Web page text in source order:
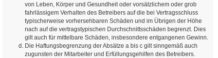
von Leben, Körper und Gesundheit oder vorsätzlichem oder grob
fahrlässigem Verhalten des Betreibers auf die bei Vertragsschluss
typischerweise vorhersehbaren Schäden und im Übrigen der Höhe
nach auf die vertragstypischen Durchschnittsschäden begrenzt. Dies
gilt auch für mittelbare Schäden, insbesondere entgangenen Gewinn.
Die Haftungsbegrenzung der Absätze a bis c gilt sinngemäß auch
zugunsten der Mitarbeiter und Erfüllungsgehilfen des Betreibers.